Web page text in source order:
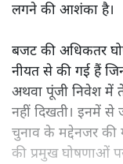
लगने की आशंका है।
बजट की अधिकतर
नीयत से की गई हैं
अथवा पूंजी निवेश में
नहीं दिखती। इनमें
चुनाव के मद्देनजर की
की प्रमुख घोषणाओं पर